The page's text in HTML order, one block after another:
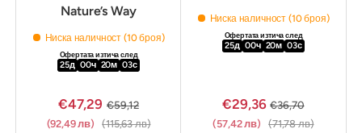
Nature’s Way
Ниска наличност (10 броя)
Офертата изтича след
25д 00ч 20м 02с
€47,29 €59,12
(92,49 лв) (115,63 лв)
Ниска наличност (10 броя)
Офертата изтича след
25д 00ч 20м 02с
€29,36 €36,70
(57,42 лв) (71,78 лв)